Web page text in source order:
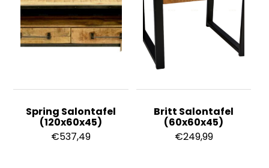
Spring Salontafel
(120x60x45)
€537,49
Britt Salontafel
(60x60x45)
€249,99